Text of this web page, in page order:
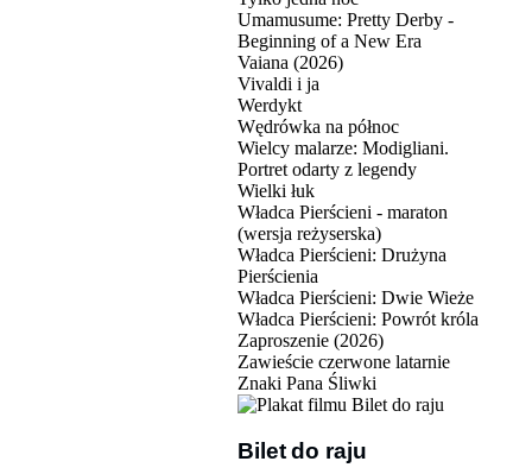
Umamusume: Pretty Derby -
Beginning of a New Era
Vaiana (2026)
Vivaldi i ja
Werdykt
Wędrówka na północ
Wielcy malarze: Modigliani.
Portret odarty z legendy
Wielki łuk
Władca Pierścieni - maraton
(wersja reżyserska)
Władca Pierścieni: Drużyna
Pierścienia
Władca Pierścieni: Dwie Wieże
Władca Pierścieni: Powrót króla
Zaproszenie (2026)
Zawieście czerwone latarnie
Znaki Pana Śliwki
Bilet do raju